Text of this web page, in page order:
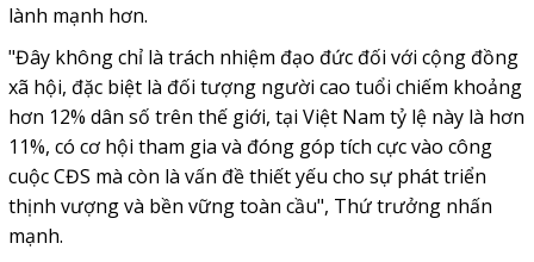
lành mạnh hơn.
"Đây không chỉ là trách nhiệm đạo đức đối với cộng đồng
xã hội, đặc biệt là đối tượng người cao tuổi chiếm khoảng
hơn 12% dân số trên thế giới, tại Việt Nam tỷ lệ này là hơn
11%, có cơ hội tham gia và đóng góp tích cực vào công
cuộc CĐS mà còn là vấn đề thiết yếu cho sự phát triển
thịnh vượng và bền vững toàn cầu", Thứ trưởng nhấn
mạnh.